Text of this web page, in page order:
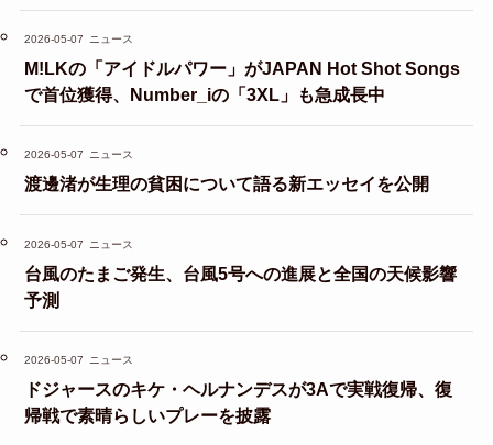
2026-05-07 ニュース
M!LKの「アイドルパワー」がJAPAN Hot Shot Songs
で首位獲得、Number_iの「3XL」も急成長中
2026-05-07 ニュース
渡邊渚が生理の貧困について語る新エッセイを公開
2026-05-07 ニュース
台風のたまご発生、台風5号への進展と全国の天候影響
予測
2026-05-07 ニュース
ドジャースのキケ・ヘルナンデスが3Aで実戦復帰、復
帰戦で素晴らしいプレーを披露